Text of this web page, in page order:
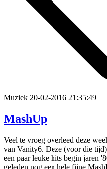
Muziek 20-02-2016 21:35:49
MashUp
Veel te vroeg overleed deze
van Vanity6. Deze (voor die
een paar leuke hits begin jaren
geleden nog een hele fijne